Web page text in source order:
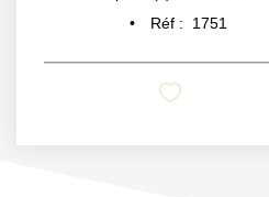
Réf :
1751